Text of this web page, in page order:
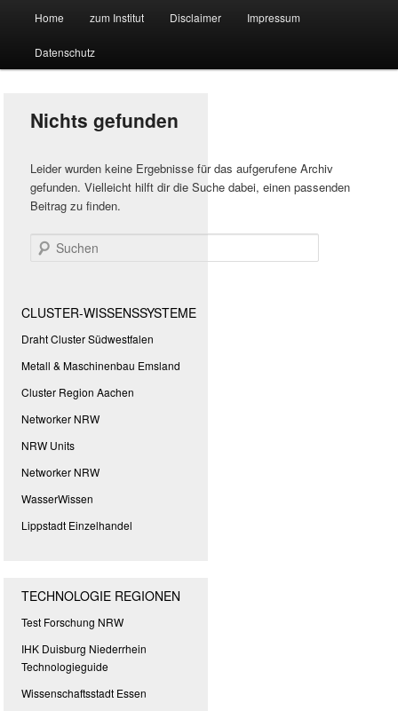
Suchmaschine Forschung und
Technologie
Zum
primären
springen
Zum
sekundären
springen
Home zum Institut Disclaimer Impressum
Datenschutz
Nichts gefunden
Leider wurden keine Ergebnisse für das aufgerufene Archiv
gefunden. Vielleicht hilft dir die Suche dabei, einen passenden
Beitrag zu finden.
Suchen
CLUSTER-WISSENSSYSTEME
Draht Cluster Südwestfalen
Metall & Maschinenbau Emsland
Cluster Region Aachen
Networker NRW
NRW Units
Networker NRW
WasserWissen
Lippstadt Einzelhandel
TECHNOLOGIE REGIONEN
Test Forschung NRW
IHK Duisburg Niederrhein
Technologieguide
Wissenschaftsstadt Essen